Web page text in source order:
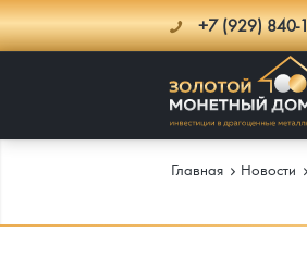
+7 (929) 840-
Главная Новости